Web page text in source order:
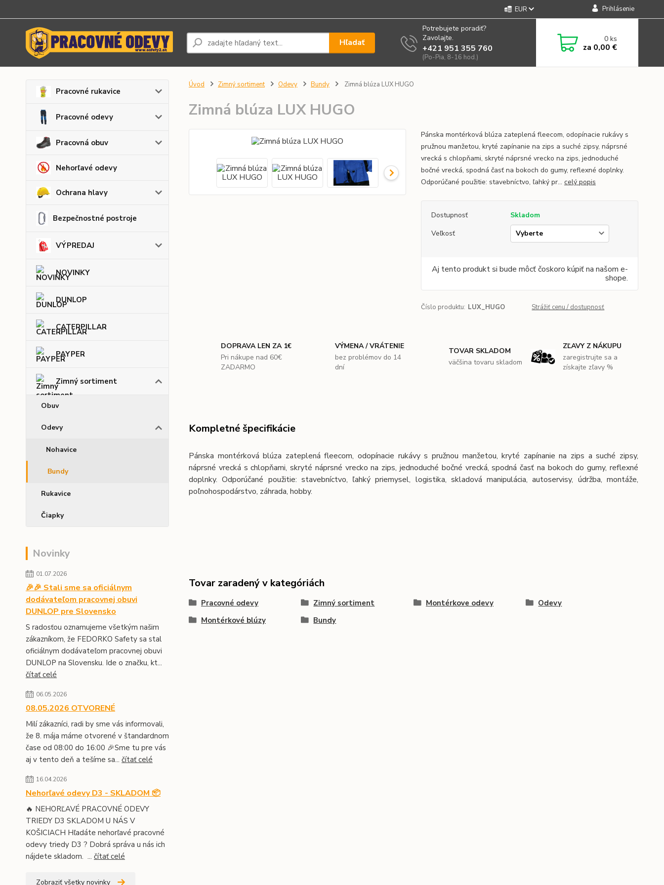
EUR Prihlásenie
Hľadať
Potrebujete poradiť?
Zavolajte.
+421 951 355 760
(Po-Pia, 8-16 hod.)
0ks
za 0,00 €
Pracovné rukavice
Pracovné odevy
Pracovná obuv
Nehorľavé odevy
Ochrana hlavy
Bezpečnostné postroje
VÝPREDAJ
NOVINKY
DUNLOP
CATERPILLAR
PAYPER
Zimný sortiment
Obuv
Odevy
Nohavice
Bundy
Rukavice
Čiapky
Novinky
01.07.2026
🎉🎉 Stali sme sa oficiálnym
dodávateľom pracovnej obuvi
DUNLOP pre Slovensko
S radosťou oznamujeme všetkým našim
zákazníkom, že FEDORKO Safety sa stal
oficiálnym dodávateľom pracovnej obuvi
DUNLOP na Slovensku. Ide o značku, kt...
čítať celé
06.05.2026
08.05.2026 OTVORENÉ
Milí zákazníci, radi by sme vás informovali,
že 8. mája máme otvorené v štandardnom
čase od 08:00 do 16:00 🎉Sme tu pre vás
aj v tento deň a tešíme sa... čítať celé
16.04.2026
Nehorľavé odevy D3 - SKLADOM 📦
🔥 NEHORĽAVÉ PRACOVNÉ ODEVY
TRIEDY D3 SKLADOM U NÁS V
KOŠICIACH Hľadáte nehorľavé pracovné
odevy triedy D3 ? Dobrá správa u nás ich
nájdete skladom. ... čítať celé
Zobraziť všetky novinky
Úvod Zimný sortiment Odevy Bundy Zimná blúza LUX HUGO
Zimná blúza LUX HUGO
Pánska montérková blúza zateplená fleecom, odopínacie rukávy s
pružnou manžetou, kryté zapínanie na zips a suché zipsy, náprsné
vrecká s chlopňami, skryté náprsné vrecko na zips, jednoduché
bočné vrecká, spodná časť na bokoch do gumy, reflexné doplnky.
Odporúčané použitie: stavebníctvo, ľahký pr... celý popis
Dostupnosť
Skladom
Veľkosť
Aj tento produkt si bude môcť čoskoro kúpiť na našom e-
shope.
Číslo produktu: LUX_HUGO Strážiť cenu / dostupnosť
DOPRAVA LEN ZA 1€
Pri nákupe nad 60€
ZADARMO
VÝMENA / VRÁTENIE
bez problémov do 14
dní
TOVAR SKLADOM
väčšina tovaru skladom
ZĽAVY Z NÁKUPU
zaregistrujte sa a
získajte zľavy %
Kompletné špecifikácie
Pánska montérková blúza zateplená fleecom, odopínacie rukávy s pružnou manžetou, kryté zapínanie na zips a suché zipsy,
náprsné vrecká s chlopňami, skryté náprsné vrecko na zips, jednoduché bočné vrecká, spodná časť na bokoch do gumy, reflexné
doplnky. Odporúčané použitie: stavebníctvo, ľahký priemysel, logistika, skladová manipulácia, autoservisy, údržba, montáže,
poľnohospodárstvo, záhrada, hobby.
Tovar zaradený v kategóriách
Pracovné odevy Zimný sortiment Montérkove odevy
Odevy
Montérkové blúzy
Bundy